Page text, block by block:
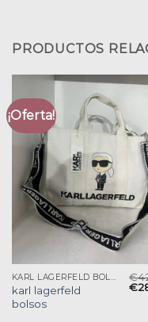
PRODUCTOS
¡Oferta!
karl lagerfeld
bolsos
€
€